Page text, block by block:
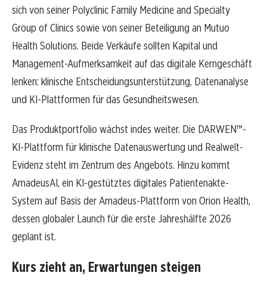
sich von seiner Polyclinic Family Medicine and Specialty
Group of Clinics sowie von seiner Beteiligung an Mutuo
Health Solutions. Beide Verkäufe sollten Kapital und
Management-Aufmerksamkeit auf das digitale Kerngeschäft
lenken: klinische Entscheidungsunterstützung, Datenanalyse
und KI-Plattformen für das Gesundheitswesen.
Das Produktportfolio wächst indes weiter. Die DARWEN™-
KI-Plattform für klinische Datenauswertung und Realwelt-
Evidenz steht im Zentrum des Angebots. Hinzu kommt
AmadeusAI, ein KI-gestütztes digitales Patientenakte-
System auf Basis der Amadeus-Plattform von Orion Health,
dessen globaler Launch für die erste Jahreshälfte 2026
geplant ist.
Kurs zieht an, Erwartungen steigen